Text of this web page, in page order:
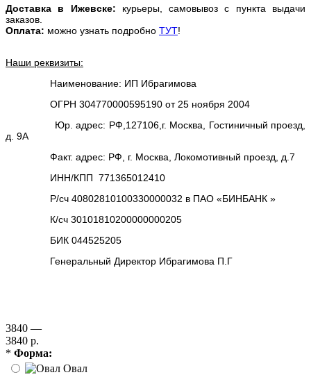
Доставка в Ижевске: курьеры, самовывоз с пункта выдачи
заказов.
Оплата: можно узнать подробно ТУТ!
Наши реквизиты:
Наименование: ИП Ибрагимова
ОГРН 304770000595190 от 25 ноября 2004
Юр. адрес: РФ,127106,г. Москва, Гостиничный проезд,
д. 9А
Факт. адрес: РФ, г. Москва, Локомотивный проезд, д.7
ИНН/КПП 771365012410
Р/сч 40802810100330000032 в ПАО «БИНБАНК »
К/сч 30101810200000000205
БИК 044525205
Генеральный Директор Ибрагимова П.Г
3840 —
3840 р.
* Форма:
Овал